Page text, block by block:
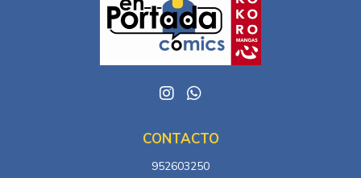
CONTACTO
952603250